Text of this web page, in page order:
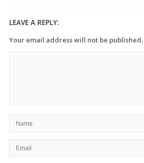
LEAVE A REPLY:
Your email address will not be published.